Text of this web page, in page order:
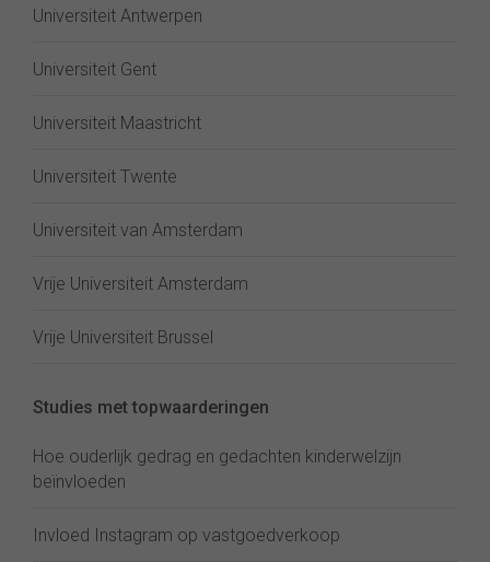
Universiteit Antwerpen
Universiteit Gent
Universiteit Maastricht
Universiteit Twente
Universiteit van Amsterdam
Vrije Universiteit Amsterdam
Vrije Universiteit Brussel
Studies met topwaarderingen
Hoe ouderlijk gedrag en gedachten kinderwelzijn
beïnvloeden
Invloed Instagram op vastgoedverkoop